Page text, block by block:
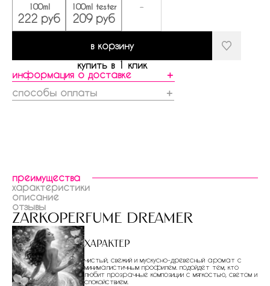
100ml
222 руб
100ml tester
209 руб
-
в корзину
купить в 1 клик
информация о доставке
＋
способы оплаты
＋
преимущества
характеристики
описание
отзывы
zarkoperfume dreamer
Характер
чистый, свежий и мускусно-древесный аромат с
минималистичным профилем. подойдет тем, кто
любит прозрачные композиции с мягкостью, светом и
спокойствием.